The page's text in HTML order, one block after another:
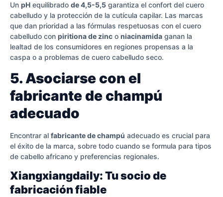
Un pH equilibrado de 4,5-5,5 garantiza el confort del cuero
cabelludo y la protección de la cutícula capilar. Las marcas
que dan prioridad a las fórmulas respetuosas con el cuero
cabelludo con piritiona de zinc o niacinamida ganan la
lealtad de los consumidores en regiones propensas a la
caspa o a problemas de cuero cabelludo seco.
5. Asociarse con el
fabricante de champú
adecuado
Encontrar al fabricante de champú adecuado es crucial para
el éxito de la marca, sobre todo cuando se formula para tipos
de cabello africano y preferencias regionales.
Xiangxiangdaily: Tu socio de
fabricación fiable